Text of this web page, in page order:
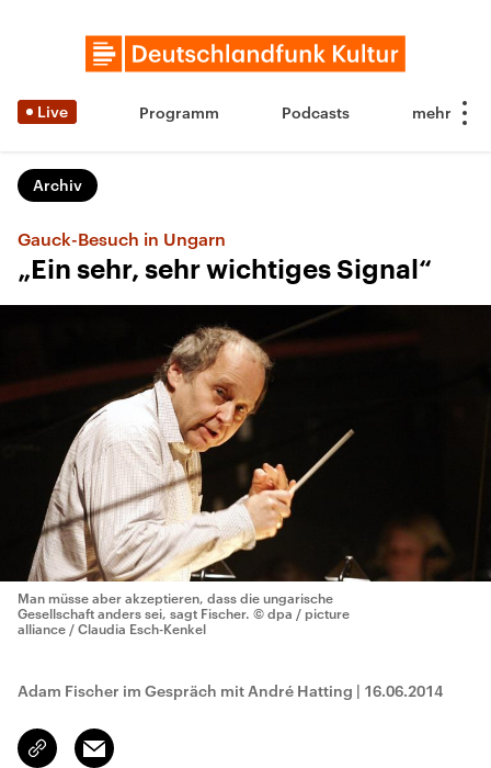
Live Programm Podcasts
Archiv
Gauck-Besuch in Ungarn
„Ein sehr, sehr wichtiges Signal“
Man müsse aber akzeptieren, dass die ungarische
Gesellschaft anders sei, sagt Fischer. © dpa / picture
alliance / Claudia Esch-Kenkel
Adam Fischer im Gespräch mit André Hatting | 16.06.2014
Link
kopieren/teilen
Email